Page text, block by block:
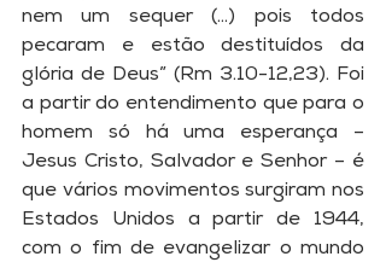
nem um sequer (...) pois todos
pecaram e estão destituídos da
glória de Deus” (Rm 3.10-12,23). Foi
a partir do entendimento que para o
homem só há uma esperança –
Jesus Cristo, Salvador e Senhor – é
que vários movimentos surgiram nos
Estados Unidos a partir de 1944,
com o fim de evangelizar o mundo